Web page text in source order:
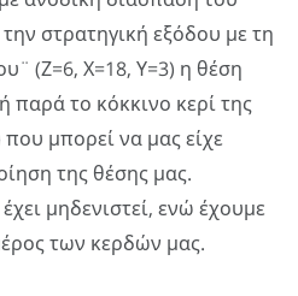
στρατηγική εξόδου με τη
(Ζ=6, Χ=18, Υ=3) η θέση
παρά το κόκκινο κερί της
μπορεί να μας είχε
της θέσης μας.
μηδενιστεί, ενώ έχουμε
των κερδών μας.